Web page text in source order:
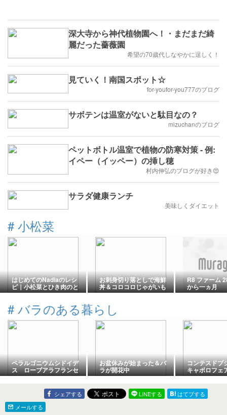
深大寺から神代植物園へ！・まだまだ綺
麗だった薔薇園
希望の70歳代しなやかに逞しく！
見ていく！南国スポット☆
for-youfor-you777のブログ
サボテンは温室がないと駄目なの？
mizuchanのブログ
ペットボトル温室で植物の防寒対策 - 例:
イペー（イッペー）の挿し穂
村内伸弘のブログが好き😍
サラダ健康ランチ
美味しくダイエット
# 小松菜
はじめてのNadiaのレシ
ピ｜小松菜とひき肉のと
ろ玉子炒め他
お刺身切り落としで海鮮
丼＆コロコロじゃがいも
のガーリックバター炒め
R8 ファーム
から一ヵ月
# バラのある暮らし
ペラルゴニウムシドイデ
ス ローブアラフランセ
ーズ プリンセスアレキ
サンドラオブケント
お盆休みが始まった＆バ
ラが開花中
コンテスド
キャボロフ
かざり
シェアする LINEする
はてブする
メールする